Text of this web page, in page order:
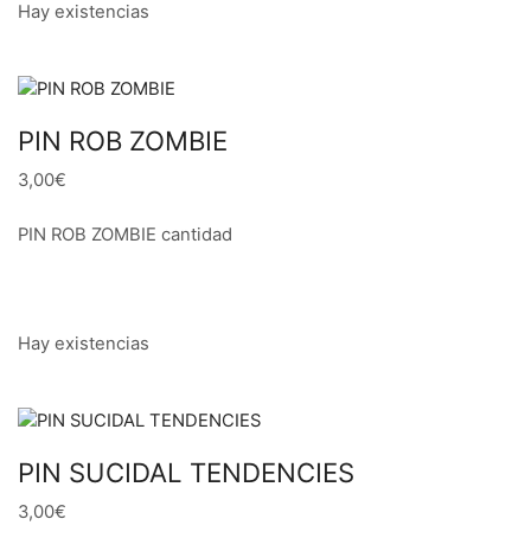
Hay existencias
PIN ROB ZOMBIE
3,00€
PIN ROB ZOMBIE cantidad
Hay existencias
PIN SUCIDAL TENDENCIES
3,00€